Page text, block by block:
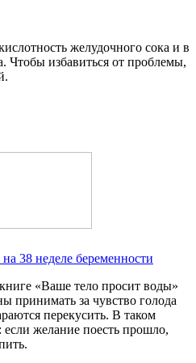
желудочного сока и в
Чтобы избавиться от проблемы,
38 неделе беременности
«Ваше тело просит воды»
принимать за чувство голода
перекусить. В таком
если желание поесть прошло,